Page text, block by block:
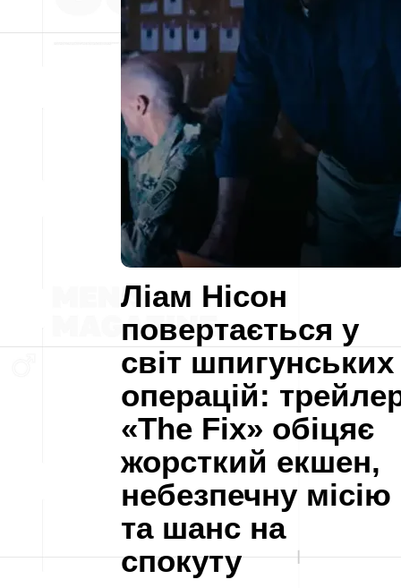
Ліам Нісон
повертається у
світ шпигунських
операцій:
«The Fix» обіцяє
жорсткий екшен,
небезпечну місію
та шанс на
спокуту